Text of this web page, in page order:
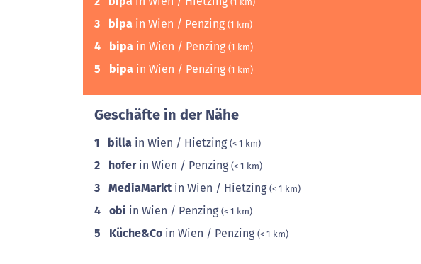
3 bipa in Wien / Penzing (1 km)
4 bipa in Wien / Penzing (1 km)
5 bipa in Wien / Penzing (1 km)
Geschäfte in der Nähe
1 billa in Wien / Hietzing (< 1 km)
2 hoferin Wien / Penzing (< 1 km)
3 MediaMarkt in Wien / Hietzing (< 1 km)
4 obi in Wien / Penzing (< 1 km)
5 Küche&Co in Wien / Penzing (< 1 km)